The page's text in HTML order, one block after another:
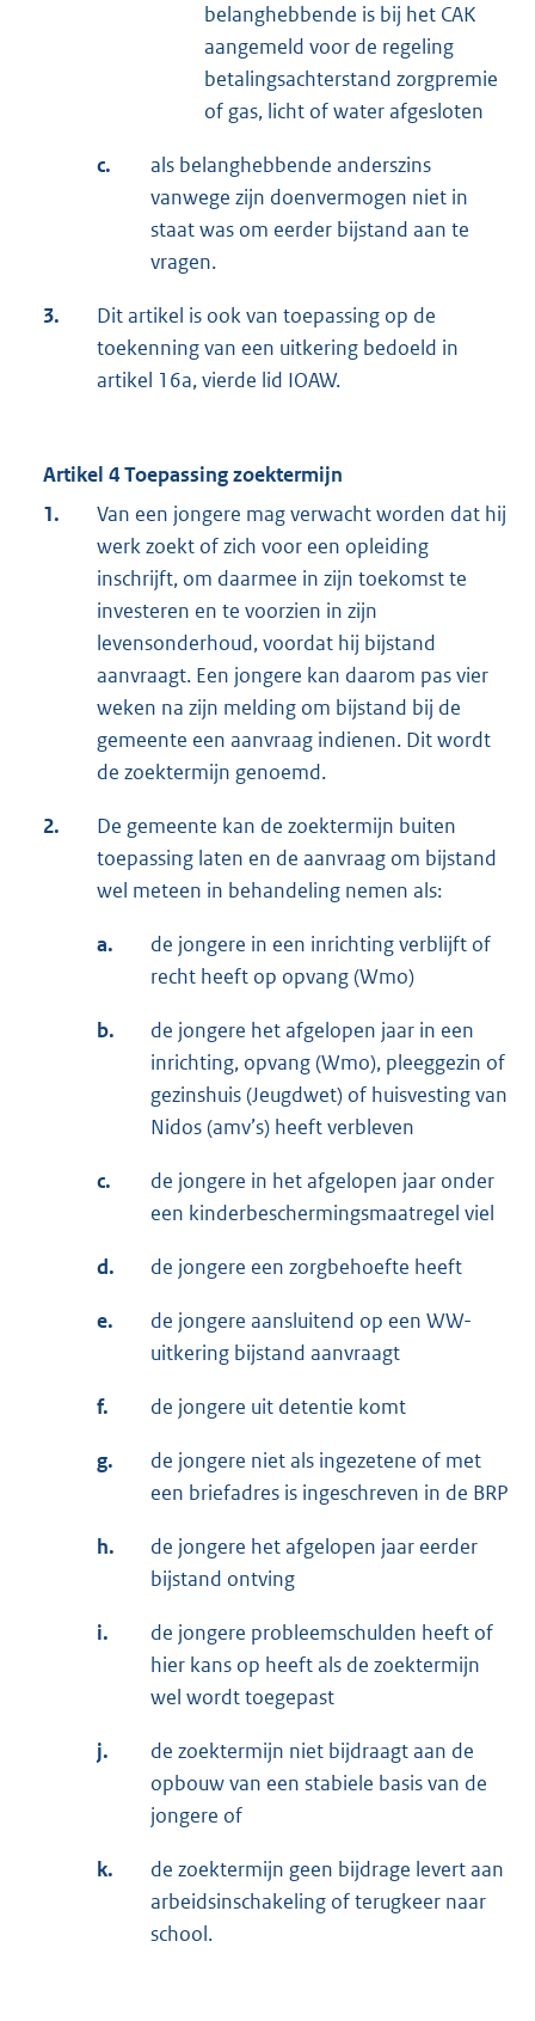
belanghebbende is bij het CAK
aangemeld voor de regeling
betalingsachterstand zorgpremie
of gas, licht of water afgesloten
c.
als belanghebbende anderszins
vanwege zijn doenvermogen niet in
staat was om eerder bijstand aan te
vragen.
3.
Dit artikel is ook van toepassing op de
toekenning van een uitkering bedoeld in
artikel 16a, vierde lid IOAW.
Artikel 4 Toepassing zoektermijn
1.
Van een jongere mag verwacht worden dat hij
werk zoekt of zich voor een opleiding
inschrijft, om daarmee in zijn toekomst te
investeren en te voorzien in zijn
levensonderhoud, voordat hij bijstand
aanvraagt. Een jongere kan daarom pas vier
weken na zijn melding om bijstand bij de
gemeente een aanvraag indienen. Dit wordt
de zoektermijn genoemd.
2.
De gemeente kan de zoektermijn buiten
toepassing laten en de aanvraag om bijstand
wel meteen in behandeling nemen als:
a.
de jongere in een inrichting verblijft of
recht heeft op opvang (Wmo)
b.
de jongere het afgelopen jaar in een
inrichting, opvang (Wmo), pleeggezin of
gezinshuis (Jeugdwet) of huisvesting van
Nidos (amv’s) heeft verbleven
c.
de jongere in het afgelopen jaar onder
een kinderbeschermingsmaatregel viel
d. de jongere een zorgbehoefte heeft
e.
de jongere aansluitend op een WW-
uitkering bijstand aanvraagt
f. de jongere uit detentie komt
g.
de jongere niet als ingezetene of met
een briefadres is ingeschreven in de BRP
h.
de jongere het afgelopen jaar eerder
bijstand ontving
i.
de jongere probleemschulden heeft of
hier kans op heeft als de zoektermijn
wel wordt toegepast
j.
de zoektermijn niet bijdraagt aan de
opbouw van een stabiele basis van de
jongere of
k.
de zoektermijn geen bijdrage levert aan
arbeidsinschakeling of terugkeer naar
school.